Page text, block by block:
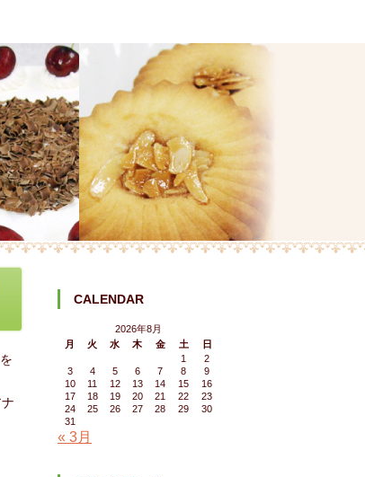
CALENDAR
2026年8月
月
火 水 木 金 土
日
1
2
3
4 5 6 7 8
9
10
11 12 13 14 15
16
17
18 19 20 21 22
23
24
25 26 27 28 29
30
31
« 3月